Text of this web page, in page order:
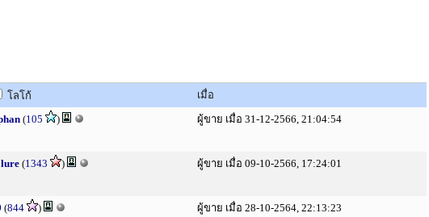
โลโก้ เมื่อ
(105 ) ผู้ขาย เมื่อ 31-12-2566, 21:04:54
(1343 ) ผู้ขาย เมื่อ 09-10-2566, 17:24:01
(844 ) ผู้ขาย เมื่อ 28-10-2564, 22:13:23